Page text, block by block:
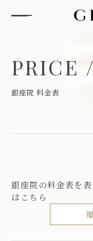
PRICE /
銀座院 料金表
銀座院の料金表を
はこちら